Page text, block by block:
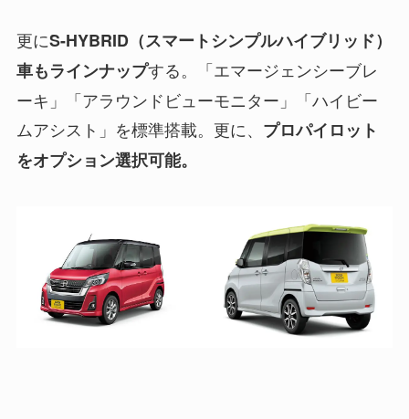
更にS-HYBRID（スマートシンプルハイブリッド）
車もラインナップする。「エマージェンシーブレ
ーキ」「アラウンドビューモニター」「ハイビー
ムアシスト」を標準搭載。更に、 プロパイロット
をオプション選択可能。